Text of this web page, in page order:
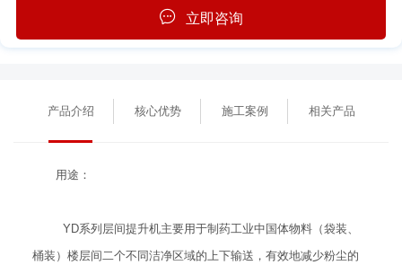
立即咨询
产品介绍 核心优势 施工案例 相关产品
用途：
YD系列层间提升机主要用于制药工业中国体物料（袋装、
桶装）楼层间二个不同洁净区域的上下输送，有效地减少粉尘的